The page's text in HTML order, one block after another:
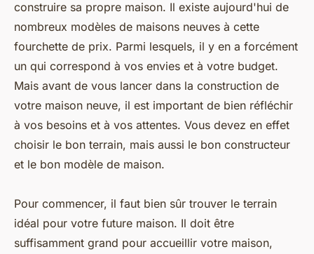
construire sa propre maison. Il existe aujourd'hui de
nombreux modèles de maisons neuves à cette
fourchette de prix. Parmi lesquels, il y en a forcément
un qui correspond à vos envies et à votre budget.
Mais avant de vous lancer dans la construction de
votre maison neuve, il est important de bien réfléchir
à vos besoins et à vos attentes. Vous devez en effet
choisir le bon terrain, mais aussi le bon constructeur
et le bon modèle de maison.
Pour commencer, il faut bien sûr trouver le terrain
idéal pour votre future maison. Il doit être
suffisamment grand pour accueillir votre maison,